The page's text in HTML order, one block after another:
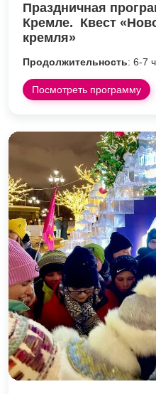
Праздничная
Кремле. Квест
кремля»
Продолжительность: 6-7
Посмотреть программу